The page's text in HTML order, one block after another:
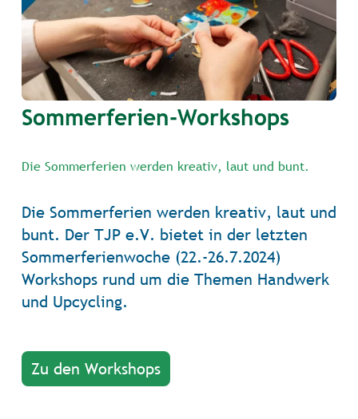
Sommerferien-Workshops
Die Sommerferien werden kreativ, laut und bunt.
Die Sommerferien werden kreativ, laut und
bunt. Der TJP e.V. bietet in der letzten
Sommerferienwoche (22.-26.7.2024)
Workshops rund um die Themen Handwerk
und Upcycling.
Zu den Workshops